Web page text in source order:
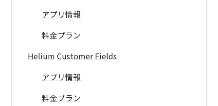
アプリ情報
料金プラン
Helium Customer Fields
アプリ情報
料金プラン